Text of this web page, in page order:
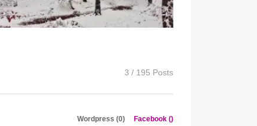
3 / 195 Posts
Wordpress (0) Facebook ()